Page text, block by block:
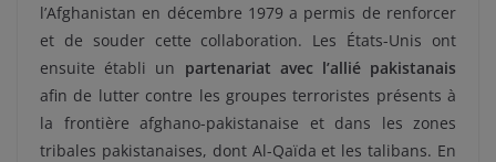
l’Afghanistan en décembre 1979 a permis de renforcer
et de souder cette collaboration. Les États-Unis ont
ensuite établi un partenariat avec l’allié pakistanais
afin de lutter contre les groupes terroristes présents à
la frontière afghano-pakistanaise et dans les zones
tribales pakistanaises, dont Al-Qaïda et les talibans. En